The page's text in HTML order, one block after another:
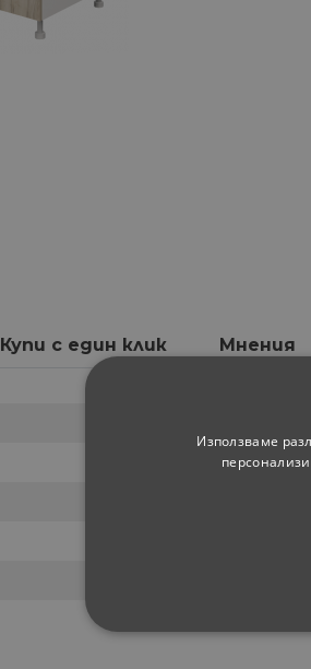
Купи с един клик Мнения
Използваме
СТРОГО